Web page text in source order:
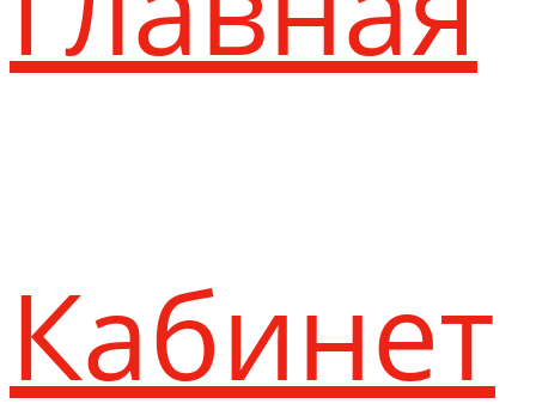
Кабинет